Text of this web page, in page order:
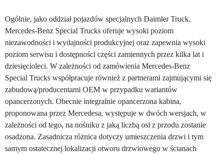
Ogólnie, jako oddział pojazdów specjalnych Daimler Truck,
Mercedes-Benz Special Trucks oferuje wysoki poziom
niezawodności i wydajności produkcyjnej oraz zapewnia wysoki
poziom serwisu i dostępności części zamiennych przez kilka lat i
dziesięcioleci. W zależności od zamówienia Mercedes-Benz
Special Trucks współpracuje również z partnerami zajmującymi się
zabudową/producentami OEM w przypadku wariantów
opancerzonych. Obecnie integralnie opancerzona kabina,
proponowana przez Mercedesa, występuje w dwóch wersjach, w
zależności od tego, na nośniku z jaką liczbą osi z przodu zostanie
osadzona. Zasadnicza różnica dotyczy umieszczenia drzwi i tym
samym ostatecznej lokalizacji otworu drzwiowego w ścianach